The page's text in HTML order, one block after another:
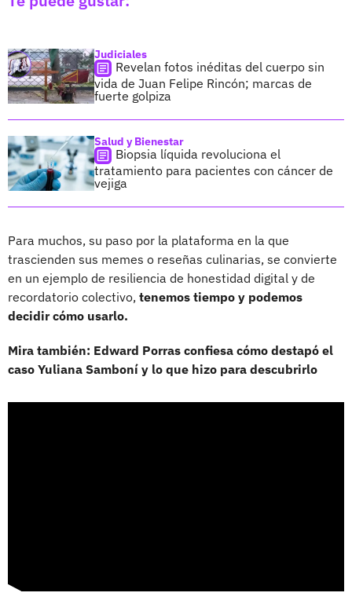
Judiciales
Revelan fotos inéditas del cuerpo sin
vida de Juan Felipe Rincón; marcas de
fuerte golpiza
Salud y Bienestar
Biopsia líquida revoluciona el
tratamiento para pacientes con cáncer de
vejiga
Para muchos, su paso por la plataforma en la que
trascienden sus memes o reseñas culinarias, se convierte
en un ejemplo de resiliencia de honestidad digital y de
recordatorio colectivo, tenemos tiempo y podemos
decidir cómo usarlo.
Mira también: Edward Porras confiesa cómo destapó el
caso Yuliana Samboní y lo que hizo para descubrirlo